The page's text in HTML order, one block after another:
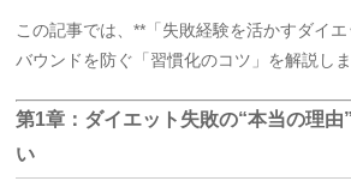
この記事では、**「失敗経験を活かすダイ
バウンドを防ぐ「習慣化のコツ」を解説しま
第1章：ダイエット失敗の“本当の理由
い